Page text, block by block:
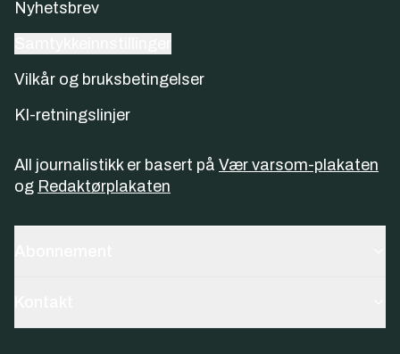
Nyhetsbrev
Vilkår og bruksbetingelser
KI-retningslinjer
All journalistikk er basert på Vær varsom-plakaten
og Redaktørplakaten